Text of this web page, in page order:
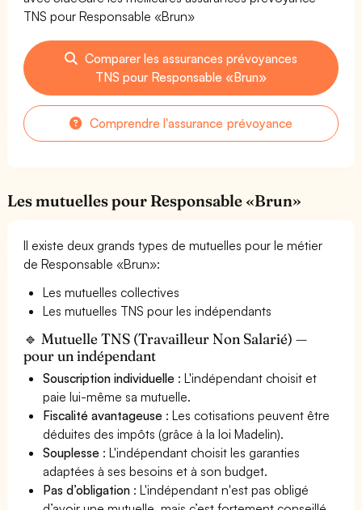
TNS pour Responsable «Brun»
Comparer les assurances prévoyances
TNS pour Responsable «Brun»
Comprendre l'assurance prévoyance
Les mutuelles pour Responsable «Brun»
Il existe deux grands types de mutuelles pour le métier
de Responsable «Brun»:
Les mutuelles collectives
Les mutuelles TNS pour les indépendants
🔹 Mutuelle TNS (Travailleur Non Salarié) —
pour un indépendant
Souscription individuelle : L'indépendant choisit et
paie lui-même sa mutuelle.
Fiscalité avantageuse : Les cotisations peuvent être
déduites des impôts (grâce à la loi Madelin).
Souplesse : L'indépendant choisit les garanties
adaptées à ses besoins et à son budget.
Pas d’obligation : L'indépendant n'est pas obligé